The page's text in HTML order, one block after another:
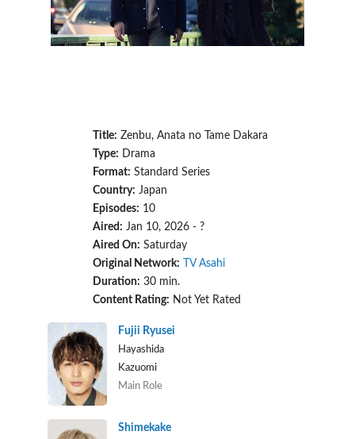
Title: Zenbu, Anata no Tame Dakara
Type:
Drama
Format: Standard Series
Country: Japan
Episodes: 10
Aired: Jan 10, 2026 - ?
Aired On: Saturday
Original Network:
TV Asahi
Duration: 30 min.
Content Rating: Not Yet Rated
Fujii Ryusei
Hayashida
Kazuomi
Main Role
Shimekake